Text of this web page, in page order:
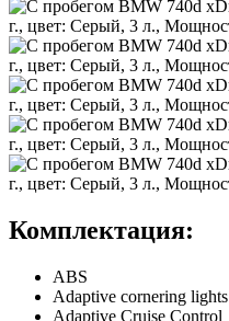
Комплектация:
ABS
Adaptive cornering lights
Adaptive Cruise Control